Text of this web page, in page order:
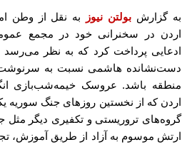
به گزارش بولتن نیوز
به نقل از وطن
اردن در سخنرانی خود در مجمع
ادعایی پرداخت کرد که به نظر
دست‌نشانده هاشمی نسبت به سرنوشت
منطقه باشد. عروسک خیمه‌شب‌بازی
اردن که از نخستین روزهای جنگ سوریه
گروه‌های تروریستی و تکفیری دیگر مثل
ارتش موسوم به آزاد از طریق آموزش،